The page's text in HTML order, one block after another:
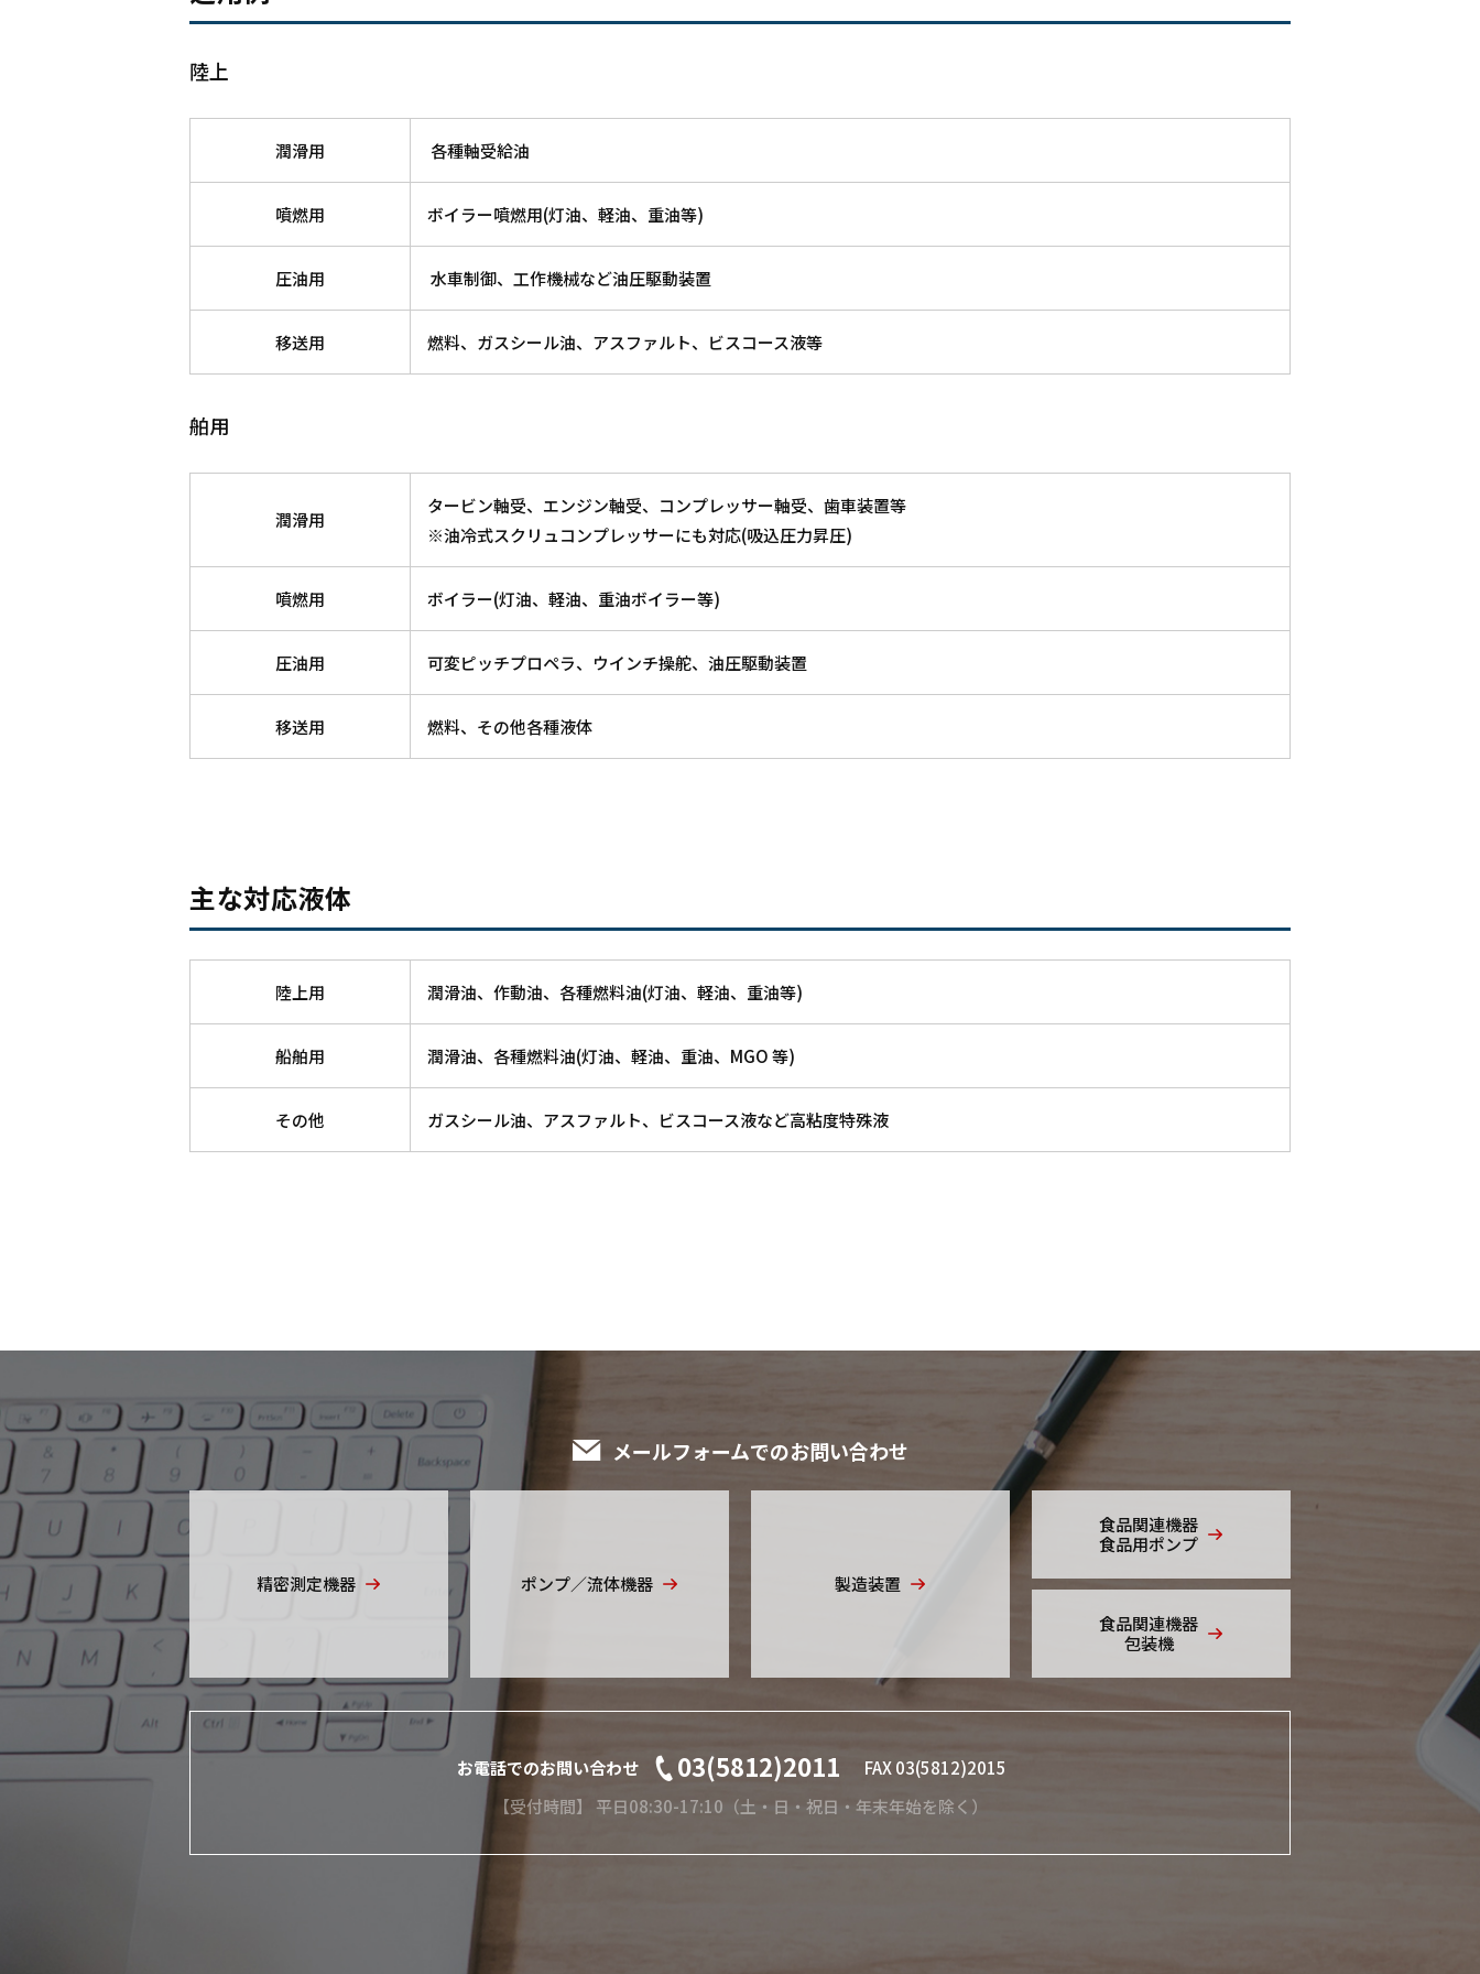
陸上
潤滑用 各種軸受給油
噴燃用 ボイラー噴燃用(灯油、軽油、重油等)
圧油用 水車制御、工作機械など油圧駆動装置
移送用 燃料、ガスシール油、アスファルト、ビスコース液等
舶用
潤滑用
タービン軸受、エンジン軸受、コンプレッサー軸受、歯車装置等
※油冷式スクリュコンプレッサーにも対応(吸込圧力昇圧)
噴燃用 ボイラー(灯油、軽油、重油ボイラー等)
圧油用 可変ピッチプロペラ、ウインチ操舵、油圧駆動装置
移送用 燃料、その他各種液体
主な対応液体
陸上用 潤滑油、作動油、各種燃料油(灯油、軽油、重油等)
船舶用 潤滑油、各種燃料油(灯油、軽油、重油、MGO 等)
その他 ガスシール油、アスファルト、ビスコース液など高粘度特殊液
メールフォームでのお問い合わせ
精密測定機器 ポンプ／流体機器 製造装置
食品関連機器
食品用ポンプ
食品関連機器
包装機
お電話でのお問い合わせ 03(5812)2011
FAX 03(5812)2015
【受付時間】 平日08:30-17:10（土・日・祝日・年末年始を除く）